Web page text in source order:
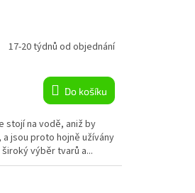
R
M
A
17-20 týdnů od objednání
Do košíku
stojí na vodě, aniž by
jsou proto hojně užívány
výběr tvarů a...